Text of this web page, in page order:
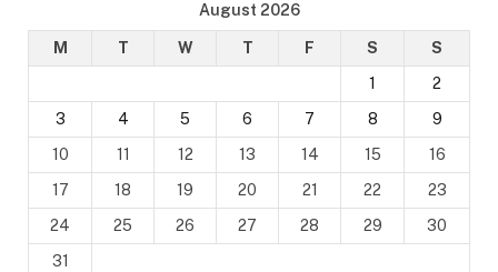
August 2026
M T W T F S
S
1
2
3
4 5 6 7 8
9
10
11 12 13 14 15
16
17
18 19 20 21 22
23
24
25 26 27 28 29
30
31